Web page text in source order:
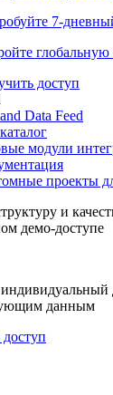
7-
доступ
Data Feed
модули
проекты
и
демо-доступе
данным